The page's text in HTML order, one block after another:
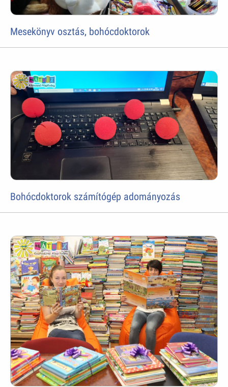
Mesekönyv osztás, bohócdoktorok
Bohócdoktorok számítógép adományozás